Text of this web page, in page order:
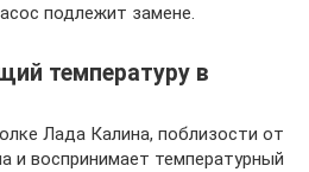
подлежит замене.
температуру в
Лада Калина, поблизости от
и воспринимает температурный